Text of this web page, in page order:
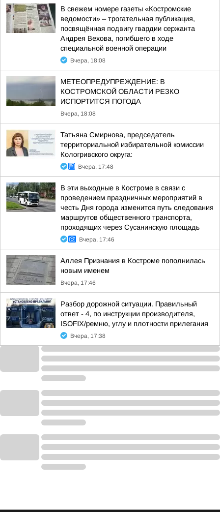
В свежем номере газеты «Костромские
ведомости» – трогательная публикация,
посвящённая подвигу гвардии сержанта
Андрея Вехова, погибшего в ходе
специальной военной операции
Вчера, 18:08
МЕТЕОПРЕДУПРЕЖДЕНИЕ: В
КОСТРОМСКОЙ ОБЛАСТИ РЕЗКО
ИСПОРТИТСЯ ПОГОДА
Вчера, 18:08
Татьяна Смирнова, председатель
территориальной избирательной комиссии
Кологривского округа:
Вчера, 17:48
В эти выходные в Костроме в связи с
проведением праздничных мероприятий в
честь Дня города изменится путь следования
маршрутов общественного транспорта,
проходящих через Сусанинскую площадь
Вчера, 17:46
Аллея Признания в Костроме пополнилась
новым именем
Вчера, 17:46
Разбор дорожной ситуации. Правильный
ответ - 4, по инструкции производителя,
ISOFIX/ремню, углу и плотности прилегания
Вчера, 17:38